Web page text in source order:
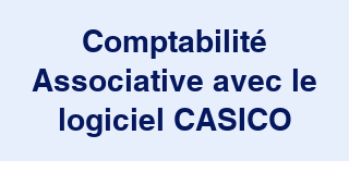
Comptabilité
Associative avec le
logiciel CASICO